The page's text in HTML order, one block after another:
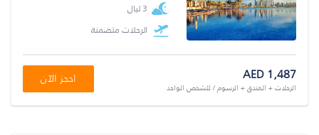
3 ليال
الرحلات متضمنة
AED 1,487
الرحلات + الفندق + الرسوم / للشخص الواحد
احجز الآن